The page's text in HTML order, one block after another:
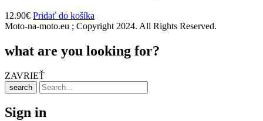
12.90€ Pridať do košíka
Moto-na-moto.eu ; Copyright 2024. All Rights Reserved.
what are you looking for?
ZAVRIEŤ
search
Sign in